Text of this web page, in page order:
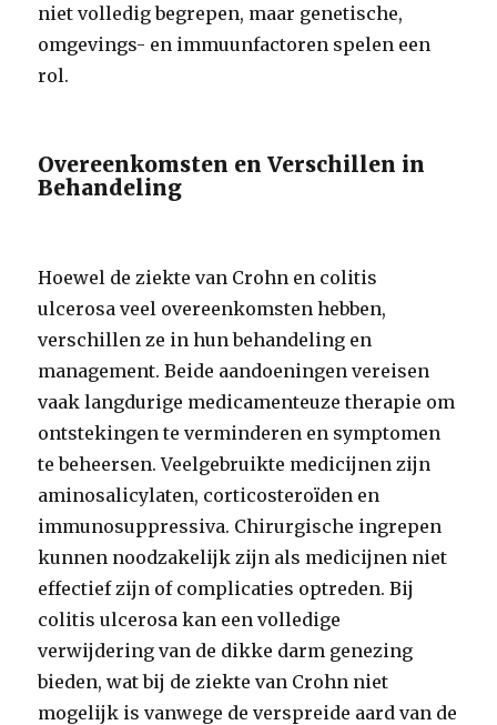
niet volledig begrepen, maar genetische,
omgevings- en immuunfactoren spelen een
rol.
Overeenkomsten en Verschillen in
Behandeling
Hoewel de ziekte van Crohn en colitis
ulcerosa veel overeenkomsten hebben,
verschillen ze in hun behandeling en
management. Beide aandoeningen vereisen
vaak langdurige medicamenteuze therapie om
ontstekingen te verminderen en symptomen
te beheersen. Veelgebruikte medicijnen zijn
aminosalicylaten, corticosteroïden en
immunosuppressiva. Chirurgische ingrepen
kunnen noodzakelijk zijn als medicijnen niet
effectief zijn of complicaties optreden. Bij
colitis ulcerosa kan een volledige
verwijdering van de dikke darm genezing
bieden, wat bij de ziekte van Crohn niet
mogelijk is vanwege de verspreide aard van de